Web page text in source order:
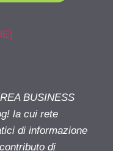
BUSINESS
la cui rete
di informazione
di